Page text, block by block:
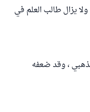
يزال طالب العلم في
، وصححه الحاكم (4/129) ووافقه الذهبي ، وقد ضعفه